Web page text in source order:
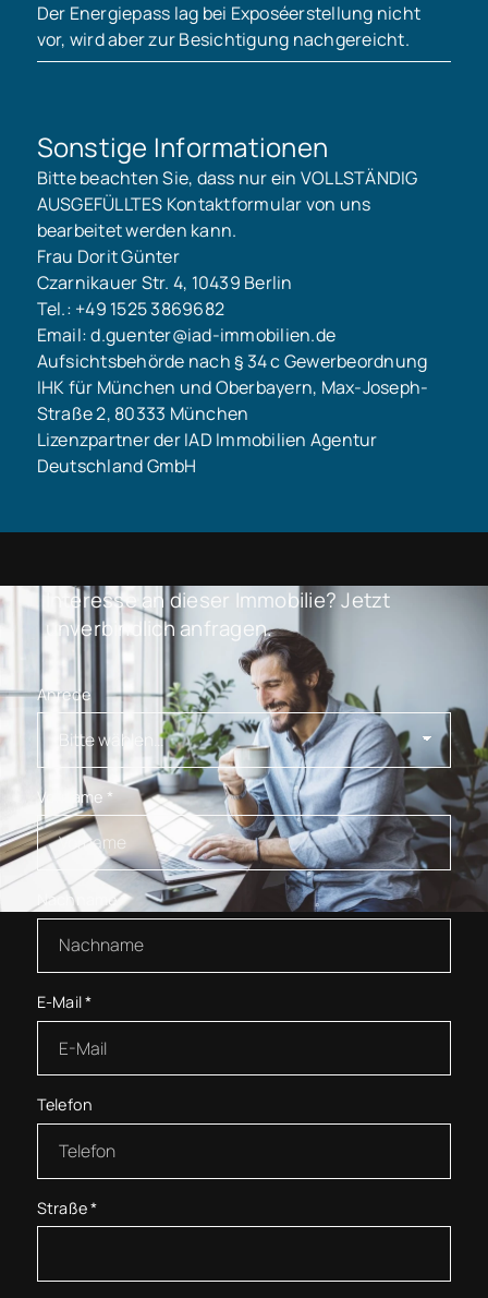
Der Energiepass lag bei Exposéerstellung nicht
vor, wird aber zur Besichtigung nachgereicht.
Sonstige Informationen
Bitte beachten Sie, dass nur ein VOLLSTÄNDIG
AUSGEFÜLLTES Kontaktformular von uns
bearbeitet werden kann.
Frau Dorit Günter
Czarnikauer Str. 4, 10439 Berlin
Tel.: +49 1525 3869682
Email: d.guenter@iad-immobilien.de
Aufsichtsbehörde nach § 34 c Gewerbeordnung
IHK für München und Oberbayern, Max-Joseph-
Straße 2, 80333 München
Lizenzpartner der IAD Immobilien Agentur
Deutschland GmbH
Interesse an dieser Immobilie? Jetzt
unverbindlich anfragen.
Anrede
Vorname *
Nachname*
E-Mail*
Telefon
Straße*